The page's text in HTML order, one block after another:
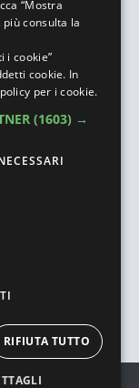
“Mostra
consulta la
i cookie”
cookie. In
per i cookie.
(1603) →
RIFIUTA TUTTO